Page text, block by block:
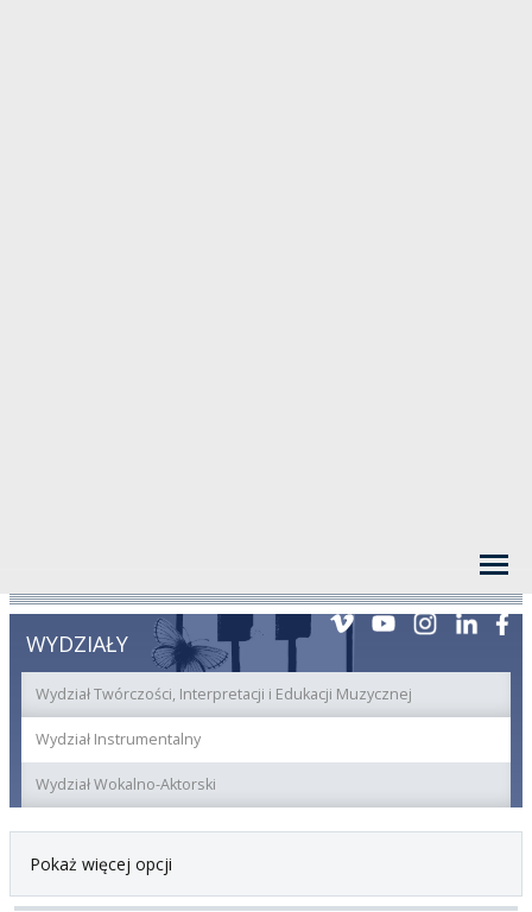
WYDZIAŁY
Wydział Twórczości, Interpretacji i Edukacji Muzycznej
Wydział Instrumentalny
Wydział Wokalno-Aktorski
Pokaż więcej opcji